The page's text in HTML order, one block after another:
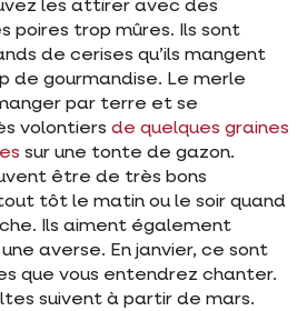
les attirer avec des
poires trop mûres. Ils sont
de cerises qu’ils mangent
de gourmandise. Le merle
par terre et se
volontiers de quelques graines
sur une tonte de gazon.
être de très bons
tôt le matin ou le soir quand
Ils aiment également
averse. En janvier, ce sont
que vous entendrez chanter.
suivent à partir de mars.